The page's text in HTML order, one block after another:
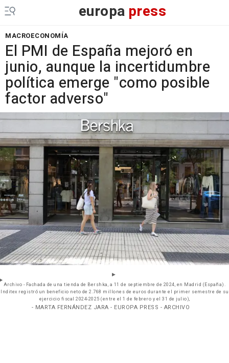
europa press
MACROECONOMÍA
El PMI de España mejoró en
junio, aunque la incertidumbre
política emerge "como posible
factor adverso"
Archivo - Fachada de una tienda de Bershka, a 11 de septiembre de 2024, en Madrid (España).
Inditex registró un beneficio neto de 2.768 millones de euros durante el primer semestre de su
ejercicio fiscal 2024-2025 (entre el 1 de febrero y el 31 de julio),
- MARTA FERNÁNDEZ JARA - EUROPA PRESS - ARCHIVO